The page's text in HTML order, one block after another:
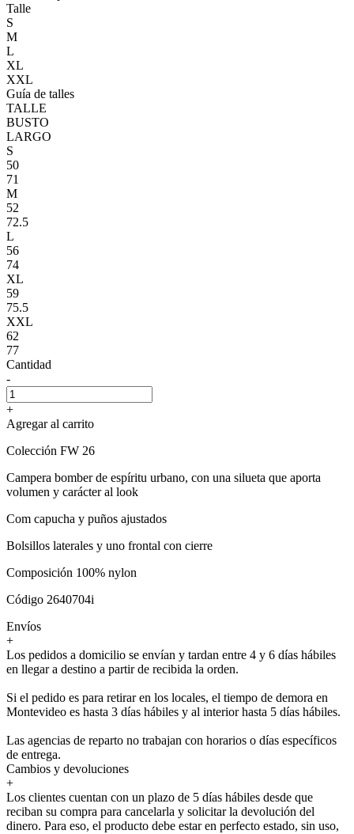
Talle
S
M
L
XL
XXL
Guía de talles
TALLE
BUSTO
LARGO
S
50
71
M
52
72.5
L
56
74
XL
59
75.5
XXL
62
77
Cantidad
-
+
Agregar al carrito
Colección FW 26
Campera bomber de espíritu urbano, con una silueta que aporta
volumen y carácter al look
Com capucha y puños ajustados
Bolsillos laterales y uno frontal con cierre
Composición 100% nylon
Código 2640704i
Envíos
+
Los pedidos a domicilio se envían y tardan entre 4 y 6 días hábiles
en llegar a destino a partir de recibida la orden.
Si el pedido es para retirar en los locales, el tiempo de demora en
Montevideo es hasta 3 días hábiles y al interior hasta 5 días hábiles.
Las agencias de reparto no trabajan con horarios o días específicos
de entrega.
Cambios y devoluciones
+
Los clientes cuentan con un plazo de 5 días hábiles desde que
reciban su compra para cancelarla y solicitar la devolución del
dinero. Para eso, el producto debe estar en perfecto estado, sin uso,